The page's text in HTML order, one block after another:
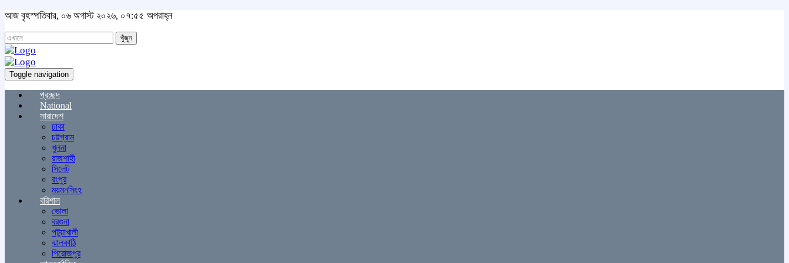
আজ বৃহস্পতিবার, ০৬ অগাস্ট ২০২৬, ০৭:৫৫ অপরাহ্ন
খুঁজুন
Toggle navigation
প্রচ্ছদ
National
সারাদেশ
ঢাকা
চট্টগ্রাম
খুলনা
রাজশাহী
সিলেট
রংপুর
ময়মনসিংহ
বরিশাল
ভোলা
বরগুনা
পটুয়াখালী
ঝালকাঠি
পিরোজপুর